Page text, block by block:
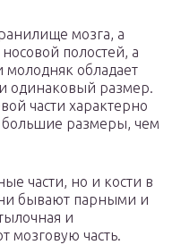
мозга, а
полостей, а
обладает
одинаковый размер.
части характерно
большие размеры, чем
части, но и кости в
бывают парными и
и
мозговую часть.